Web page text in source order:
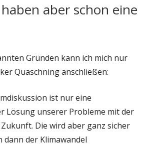
aber schon eine
Gründen kann ich mich nur
Quaschning anschließen:
ist nur eine
Lösung unserer Probleme mit der
Die wird aber ganz sicher
dann der Klimawandel